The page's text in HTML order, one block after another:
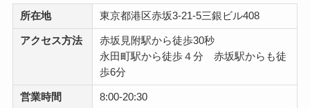
所在地 東京都港区赤坂3-21-5三銀ビル408
アクセス方法
赤坂見附駅から徒歩30秒
永田町駅から徒歩４分 赤坂駅からも徒
歩6分
営業時間 8:00-20:30